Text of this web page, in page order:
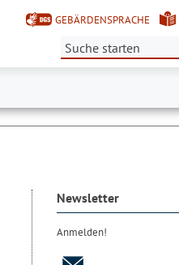
GEBÄRDENSPRACHE
Suche:
Newsletter
Anmelden!